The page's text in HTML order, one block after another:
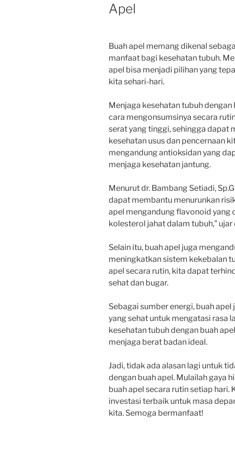
Apel
Buah apel memang dikenal
manfaat bagi kesehatan tubuh.
apel bisa menjadi pilihan yang
kita sehari-hari.
Menjaga kesehatan tubuh
cara mengonsumsinya secara
serat yang tinggi, sehingga dapat
kesehatan usus dan pencernaan
mengandung antioksidan yang
menjaga kesehatan jantung.
Menurut dr. Bambang Setiadi,
dapat membantu menurunkan
apel mengandung flavonoid yang
kolesterol jahat dalam tubuh,” ujar
Selain itu, buah apel juga
meningkatkan sistem kekebalan
apel secara rutin, kita dapat
sehat dan bugar.
Sebagai sumber energi, buah
yang sehat untuk mengatasi rasa
kesehatan tubuh dengan buah
menjaga berat badan ideal.
Jadi, tidak ada alasan lagi untuk
dengan buah apel. Mulailah gaya
buah apel secara rutin setiap hari.
investasi terbaik untuk masa
kita. Semoga bermanfaat!